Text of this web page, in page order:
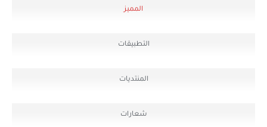
المميز
التطبيقات
المنتديات
شعارات